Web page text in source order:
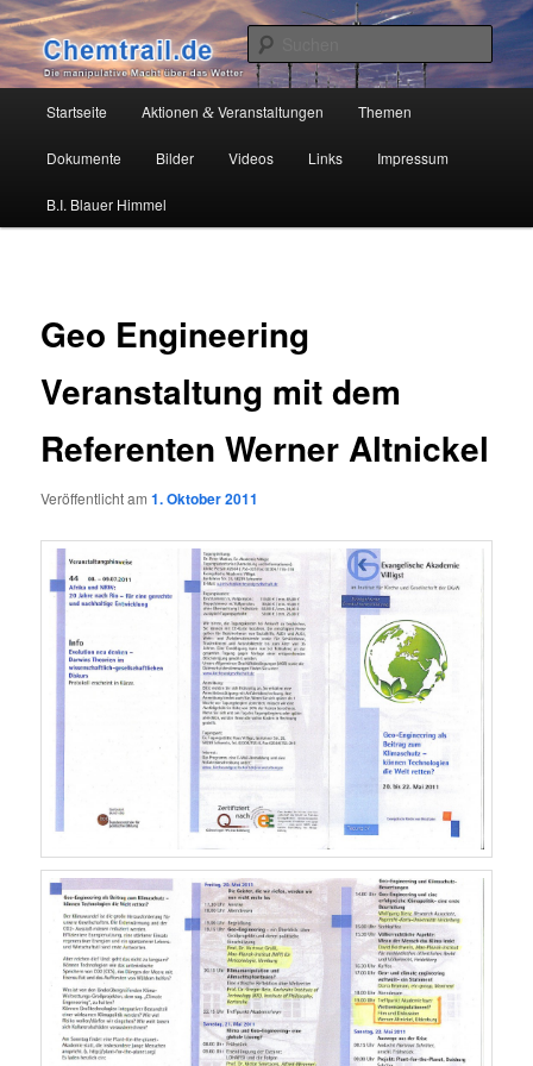
Zum
primären
Inhalt
springenChemtrail.de
Die manipulative Macht über das Wetter
Startseite Aktionen &Veranstaltungen Themen
Dokumente Bilder Videos Links Impressum
B.I. Blauer Himmel
Geo Engineering
Veranstaltung mit dem
Referenten Werner Altnickel
Veröffentlicht am1. Oktober 2011